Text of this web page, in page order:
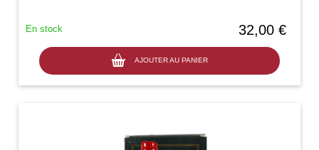
32,00 €
AJOUTER AU PANIER
En stock